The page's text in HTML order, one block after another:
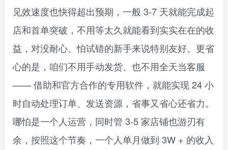
见效速度也快得超出预期，一般 3-7 天就能完成起
店和首单突破，不用等太久就能看到实实在在的收
益，对没耐心、怕试错的新手来说特别友好。更省
心的是，咱们不用手动发货、也不用全天当客服
—— 借助和官方合作的专用软件，就能实现 24 小
时自动处理订单、发送资源，省事又省心还省力。​
哪怕是一个人运营，同时管 3-5 家店铺也游刃有
余，按照这个节奏，一个人单月做到 3W + 的收入